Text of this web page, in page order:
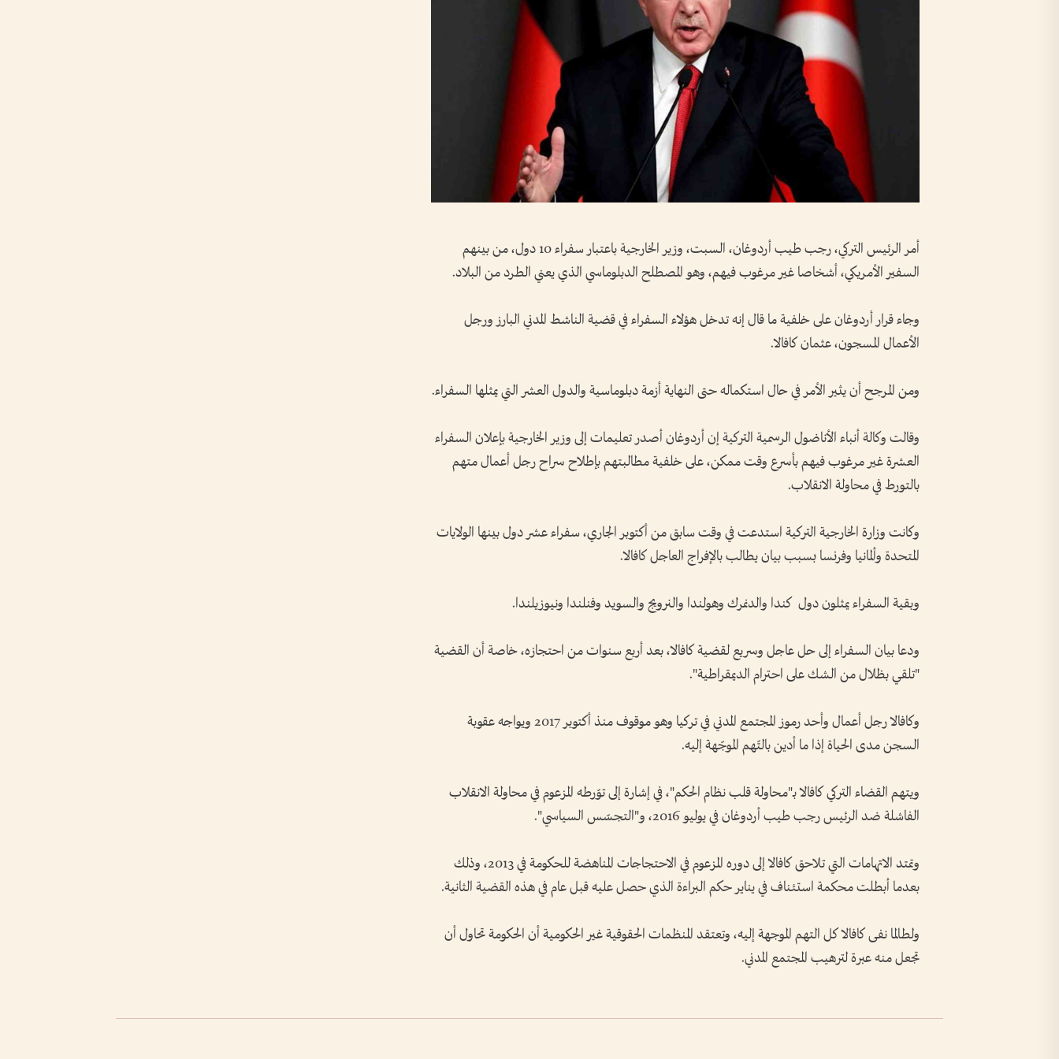
أمر الرئيس التركي، رجب طيب أردوغان، السبت، وزير الخارجية باعتبار سفراء 10 دول، من بينهم
السفير الأمريكي، أشخاصا غير مرغوب فيهم، وهو المصطلح الدبلوماسي الذي يعني الطرد من البلاد.
وجاء قرار أردوغان على خلفية ما قال إنه تدخل هؤلاء السفراء في قضية الناشط المدني البارز ورجل
الأعمال المسجون، عثمان كافالا.
ومن المرجح أن يثير الأمر في حال استكماله حتى النهاية أزمة دبلوماسية والدول العشر التي يمثلها السفراء.
وقالت وكالة أنباء الأناضول الرسمية التركية إن أردوغان أصدر تعليمات إلى وزير الخارجية بإعلان السفراء
العشرة غير مرغوب فيهم بأسرع وقت ممكن، على خلفية مطالبتهم بإطلاح سراح رجل أعمال متهم
بالتورط في محاولة الانقلاب.
وكانت وزارة الخارجية التركية استدعت في وقت سابق من أكتوبر الجاري، سفراء عشر دول بينها الولايات
المتحدة وألمانيا وفرنسا بسبب بيان يطالب بالإفراج العاجل كافالا.
وبقية السفراء يمثلون دول كندا والدنمرك وهولندا والنرويج والسويد وفنلندا ونيوزيلندا.
ودعا بيان السفراء إلى حل عاجل وسريع لقضية كافالا، بعد أربع سنوات من احتجازه، خاصة أن القضية
"تلقي بظلال من الشك على احترام الديمقراطية".
وكافالا رجل أعمال وأحد رموز المجتمع المدني في تركيا وهو موقوف منذ أكتوبر 2017 ويواجه عقوبة
السجن مدى الحياة إذا ما أدين بالتّهم الموجّهة إليه.
ويتهم القضاء التركي كافالا بـ"محاولة قلب نظام الحكم"، في إشارة إلى توّرطه المزعوم في محاولة الانقلاب
الفاشلة ضد الرئيس رجب طيب أردوغان في يوليو 2016، و"التجسّس السياسي".
وتمتد الاتهامات التي تلاحق كافالا إلى دوره المزعوم في الاحتجاجات المناهضة للحكومة في 2013، وذلك
بعدما أبطلت محكمة استئناف في يناير حكم البراءة الذي حصل عليه قبل عام في هذه القضية الثانية.
ولطالما نفى كافالا كل التهم الموجهة إليه، وتعتقد المنظمات الحقوقية غير الحكومية أن الحكومة تحاول أن
تجعل منه عبرة لترهيب المجتمع المدني.